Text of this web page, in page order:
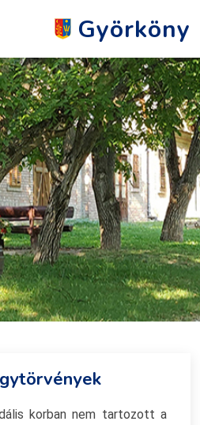
Györköny
korban nem tartozott a